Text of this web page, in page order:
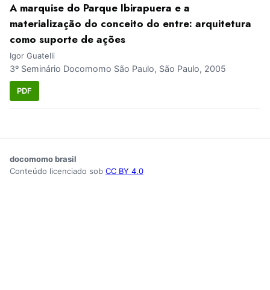
A marquise do Parque Ibirapuera e a
materialização do conceito do entre: arquitetura
como suporte de ações
Igor Guatelli
3º Seminário Docomomo São Paulo, São Paulo, 2005
PDF
docomomo brasil
Conteúdo licenciado sob CC BY 4.0